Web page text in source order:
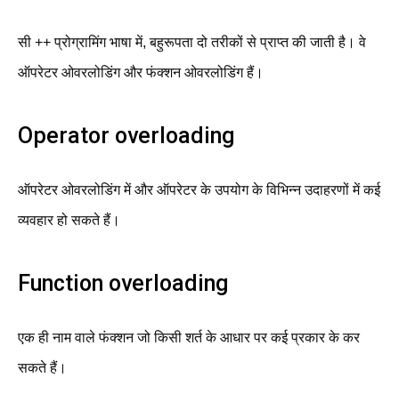
सी ++ प्रोग्रामिंग भाषा में, बहुरूपता दो तरीकों से प्राप्त की जाती है। वे
ऑपरेटर ओवरलोडिंग और फंक्शन ओवरलोडिंग हैं।
Operator overloading
ऑपरेटर ओवरलोडिंग में और ऑपरेटर के उपयोग के विभिन्न उदाहरणों में कई
व्यवहार हो सकते हैं।
Function overloading
एक ही नाम वाले फंक्शन जो किसी शर्त के आधार पर कई प्रकार के कर
सकते हैं।